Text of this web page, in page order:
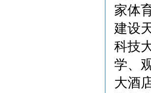
家体
建设
科技
学、
大酒